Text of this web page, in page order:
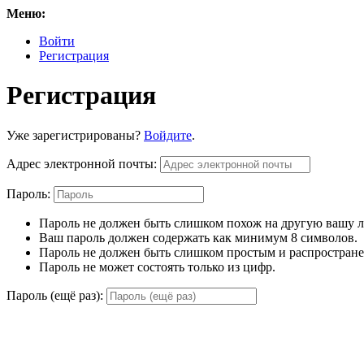
Меню:
Войти
Регистрация
Регистрация
Уже зарегистрированы? Войдите.
Адрес электронной почты:
Пароль:
Пароль не должен быть слишком похож на другую
Ваш пароль должен содержать как минимум 8 символов.
Пароль не должен быть слишком простым и
Пароль не может состоять только из цифр.
Пароль (ещё раз):